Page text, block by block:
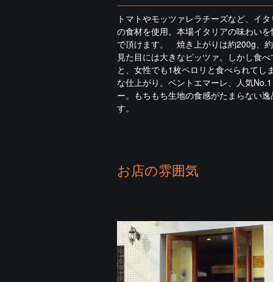
トマトやモッツァレラチーズなど、イ
の食材を使用。本場イタリアの味わい
で頂けます。 焼き上がりは約200g、
見た目には大きなピッツァ。しかし食
と、女性でも1枚ペロリと食べられてし
な仕上がり。ベントエマーレ、人気
ー。もちもち生地の食感がたまらない逸
す。
お店の雰囲気